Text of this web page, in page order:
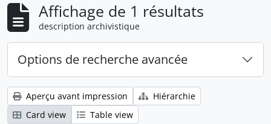
Affichage de 1 résultats
description archivistique
Options de recherche avancée
Aperçu avant impression
Hiérarchie
Card view
Table view